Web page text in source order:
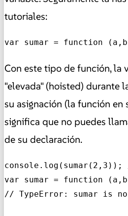
tutoriales:
var sumar = function
Con este tipo de función,
"elevada" (hoisted) durante
su asignación (la función en
significa que no puedes
de su declaración.
var sumar = function
// TypeError: sumar is